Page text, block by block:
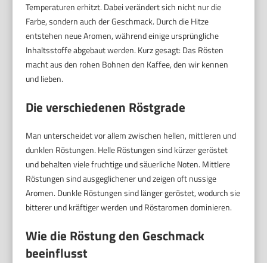
Temperaturen erhitzt. Dabei verändert sich nicht nur die
Farbe, sondern auch der Geschmack. Durch die Hitze
entstehen neue Aromen, während einige ursprüngliche
Inhaltsstoffe abgebaut werden. Kurz gesagt: Das Rösten
macht aus den rohen Bohnen den Kaffee, den wir kennen
und lieben.
Die verschiedenen Röstgrade
Man unterscheidet vor allem zwischen hellen, mittleren und
dunklen Röstungen. Helle Röstungen sind kürzer geröstet
und behalten viele fruchtige und säuerliche Noten. Mittlere
Röstungen sind ausgeglichener und zeigen oft nussige
Aromen. Dunkle Röstungen sind länger geröstet, wodurch sie
bitterer und kräftiger werden und Röstaromen dominieren.
Wie die Röstung den Geschmack
beeinflusst